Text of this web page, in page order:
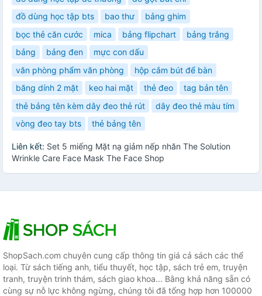
đồ dùng học tập bts
bao thư
bảng ghim
bọc thẻ căn cước
mica bảng flipchart
bảng trắng
bảng
bảng đen
mực con dấu
văn phòng phẩm văn phòng
hộp cắm bút để bàn
băng dính 2 mặt
keo hai mặt thẻ đeo
tag bản tên
thẻ bảng tên kèm dây đeo thẻ rút
dây đeo thẻ màu tím
vòng đeo tay bts
thẻ bảng tên
Liên kết: Set 5 miếng Mặt nạ giảm nếp nhăn The Solution
Wrinkle Care Face Mask The Face Shop
ShopSach.com chuyên cung cấp thông tin giá cả sách các thể
loại. Từ sách tiếng anh, tiểu thuyết, học tập, sách trẻ em, truyện
tranh, truyện trinh thám, sách giao khoa... Bằng khả năng sẵn có
cùng sự nỗ lực không ngừng, chúng tôi đã tổng hợp hơn 100000